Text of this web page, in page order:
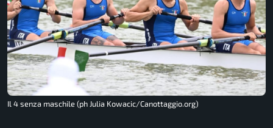
Il 4 senza maschile (ph Julia Kowacic/Canottaggio.org)